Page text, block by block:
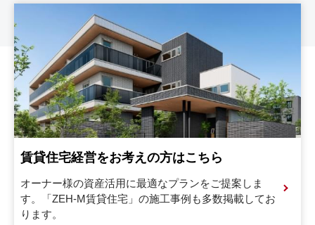
賃貸住宅経営をお考えの方はこちら
オーナー様の資産活用に最適なプランをご提案しま
す。
「ZEH-M賃貸住宅」の施工事例も多数掲載してお
ります。